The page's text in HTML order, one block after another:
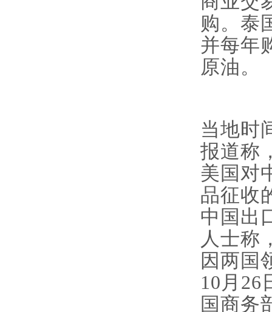
购。泰
并每年
原油。
当地时
报道称
美国对
品征收
中国出
人士称
因两国
10月26
国商务